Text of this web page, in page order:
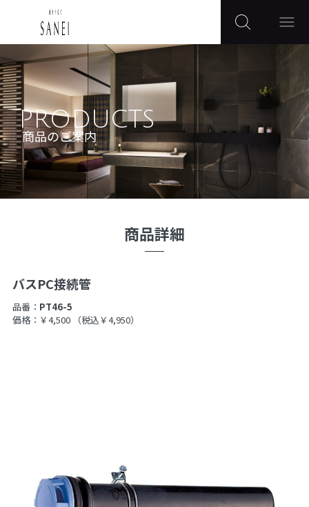
PRODUCTS
商品のご案内
商品詳細
バスPC接続管
品番： PT46-5
価格：￥4,500
（税込￥4,950）